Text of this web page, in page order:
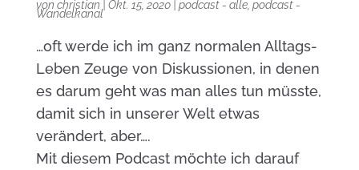
von christian Okt. 15, 2020| podcast - alle, podcast -
Wandelkanal
…oft werde ich im ganz normalen Alltags-
Leben Zeuge von Diskussionen, in denen
es darum geht was man alles tun müsste,
damit sich in unserer Welt etwas
verändert, aber….
Mit diesem Podcast möchte ich darauf